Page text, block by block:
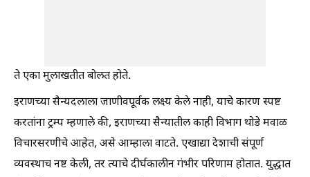
ते एका मुलाखतीत बोलत होते.
इराणच्या सैन्यदलाला जाणीवपूर्वक लक्ष्य केले नाही, याचे कारण स्पष्ट
करतांना ट्रम्प म्हणाले की, इराणच्या सैन्यातील काही विभाग थोडे मवाळ
विचारसरणीचे आहेत, असे आम्हाला वाटते. एखाद्या देशाची संपूर्ण
व्यवस्थाच नष्ट केली, तर त्याचे दीर्घकालीन गंभीर परिणाम होतात. युद्धात